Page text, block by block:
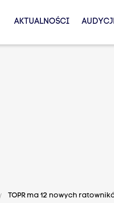
AKTUALNOŚCI
TOPR ma 12 nowych